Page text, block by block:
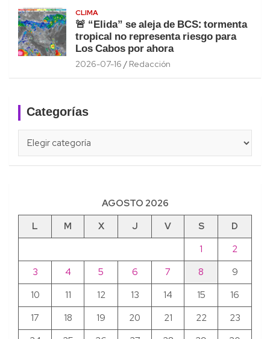
CLIMA
🚨 “Elida” se aleja de BCS: tormenta
tropical no representa riesgo para
Los Cabos por ahora
2026-07-16 Redacción
Categorías
AGOSTO 2026
L
M X J V S
D
1
2
3
4 5 6 7 8
9
10
11 12 13 14 15
16
17
18 19 20 21 22
23